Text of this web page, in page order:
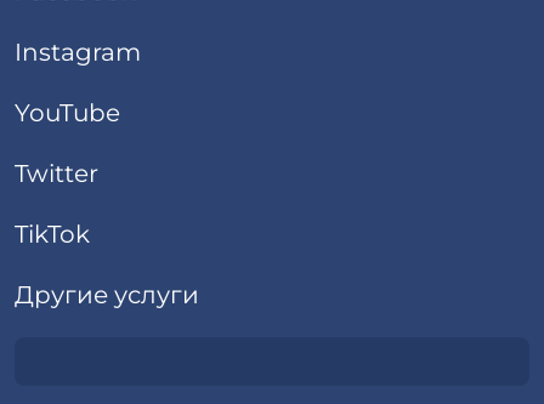
Instagram
YouTube
Twitter
TikTok
Другие услуги